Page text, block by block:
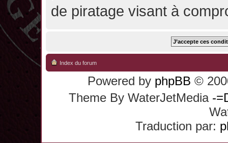
de piratage visant à
Index du forum
Powered by phpBB ©
Theme By WaterJetMedia -
Traduction par: